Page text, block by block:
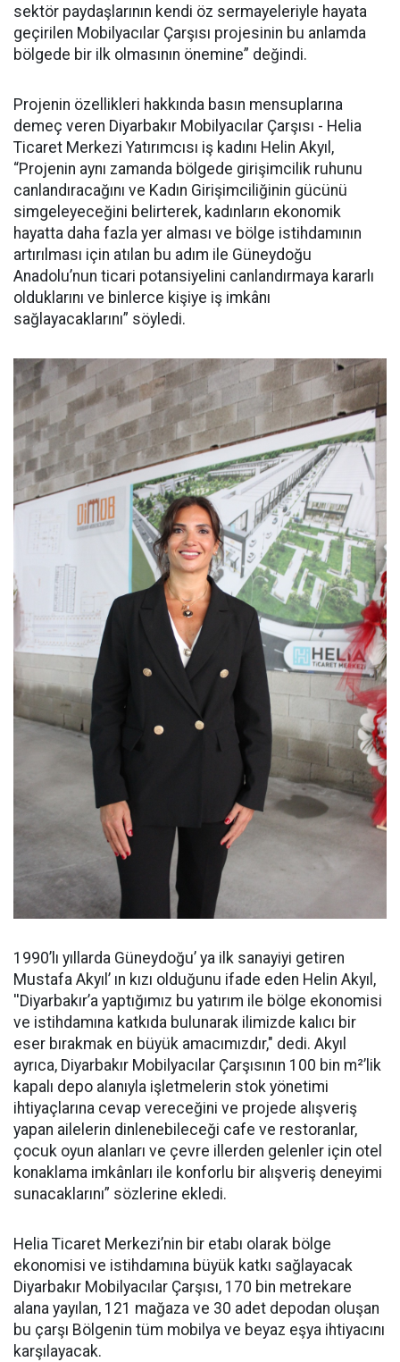
sektör paydaşlarının kendi öz sermayeleriyle hayata
geçirilen Mobilyacılar Çarşısı projesinin bu anlamda
bölgede bir ilk olmasının önemine” değindi.
Projenin özellikleri hakkında basın mensuplarına
demeç veren Diyarbakır Mobilyacılar Çarşısı - Helia
Ticaret Merkezi Yatırımcısı iş kadını Helin Akyıl,
“Projenin aynı zamanda bölgede girişimcilik ruhunu
canlandıracağını ve Kadın Girişimciliğinin gücünü
simgeleyeceğini belirterek, kadınların ekonomik
hayatta daha fazla yer alması ve bölge istihdamının
artırılması için atılan bu adım ile Güneydoğu
Anadolu’nun ticari potansiyelini canlandırmaya kararlı
olduklarını ve binlerce kişiye iş imkânı
sağlayacaklarını” söyledi.
1990’lı yıllarda Güneydoğu’ ya ilk sanayiyi getiren
Mustafa Akyıl’ ın kızı olduğunu ifade eden Helin Akyıl,
''Diyarbakır’a yaptığımız bu yatırım ile bölge ekonomisi
ve istihdamına katkıda bulunarak ilimizde kalıcı bir
eser bırakmak en büyük amacımızdır," dedi. Akyıl
ayrıca, Diyarbakır Mobilyacılar Çarşısının 100 bin m²’lik
kapalı depo alanıyla işletmelerin stok yönetimi
ihtiyaçlarına cevap vereceğini ve projede alışveriş
yapan ailelerin dinlenebileceği cafe ve restoranlar,
çocuk oyun alanları ve çevre illerden gelenler için otel
konaklama imkânları ile konforlu bir alışveriş deneyimi
sunacaklarını” sözlerine ekledi.
Helia Ticaret Merkezi’nin bir etabı olarak bölge
ekonomisi ve istihdamına büyük katkı sağlayacak
Diyarbakır Mobilyacılar Çarşısı, 170 bin metrekare
alana yayılan, 121 mağaza ve 30 adet depodan oluşan
bu çarşı Bölgenin tüm mobilya ve beyaz eşya ihtiyacını
karşılayacak.